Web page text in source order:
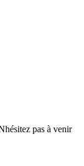
pas à venir